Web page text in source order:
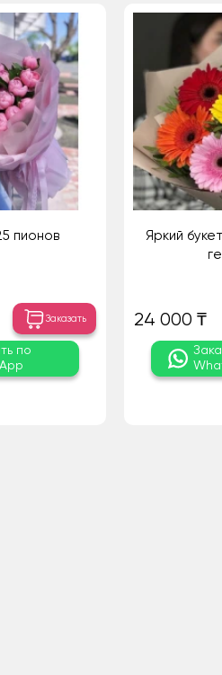
пионов
Заказать
по
Яркий
24 000 ₸